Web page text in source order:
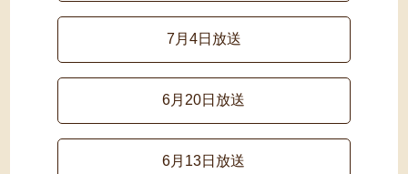
7月4日放送
6月20日放送
6月13日放送